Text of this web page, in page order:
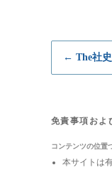
← The社
免責事項およ
コンテンツの位置
本サイトは